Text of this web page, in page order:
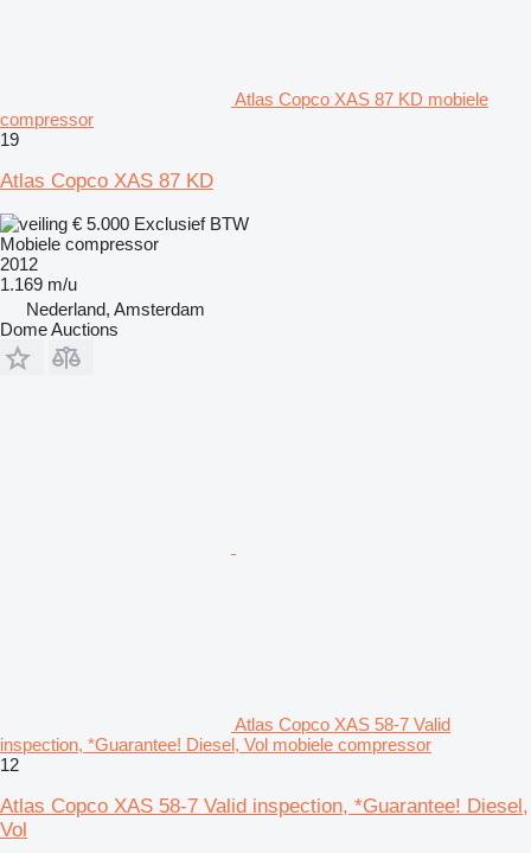
Atlas Copco XAS 87 KD mobiele
compressor
19
Atlas Copco XAS 87 KD
€ 5.000 Exclusief BTW
Mobiele compressor
2012
1.169 m/u
Nederland, Amsterdam
Dome Auctions
Atlas Copco XAS 58-7 Valid
inspection, *Guarantee! Diesel, Vol mobiele compressor
12
Atlas Copco XAS 58-7 Valid inspection, *Guarantee! Diesel,
Vol